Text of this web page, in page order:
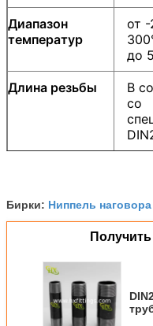
Диапазон
температур
от -
до
Длина резьбы
В
со
Бирки: Ниппель наговора